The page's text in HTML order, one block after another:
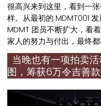
很高兴来到这里，看到一
样。从最初的 MDMT001
MDMT 团员不断扩大，看
家人的努力与付出，最终都
当晚也有一项拍卖
图，筹获6万令吉善